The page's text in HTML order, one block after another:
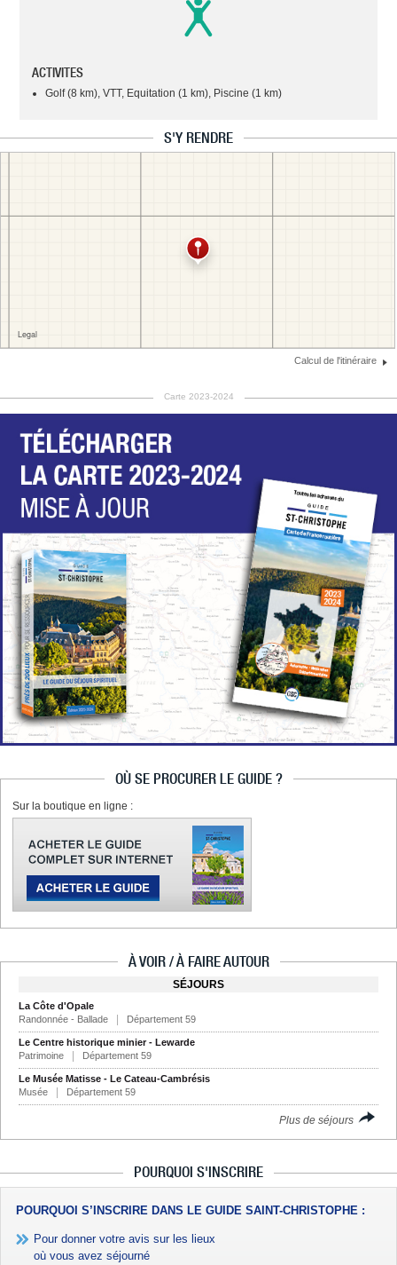
ACTIVITES
Golf (8 km), VTT, Equitation (1 km), Piscine (1 km)
S'Y RENDRE
Calcul de l'itinéraire
Carte 2023-2024
OÙ SE PROCURER LE GUIDE ?
Sur la boutique en ligne :
À VOIR / À FAIRE AUTOUR
SÉJOURS
La Côte d'Opale
Randonnée - Ballade
Département 59
Le Centre historique minier - Lewarde
Patrimoine
Département 59
Le Musée Matisse - Le Cateau-Cambrésis
Musée
Département 59
Plus de séjours
POURQUOI S'INSCRIRE
POURQUOI S’INSCRIRE DANS LE GUIDE SAINT-CHRISTOPHE :
Pour donner votre avis sur les lieux
où vous avez séjourné